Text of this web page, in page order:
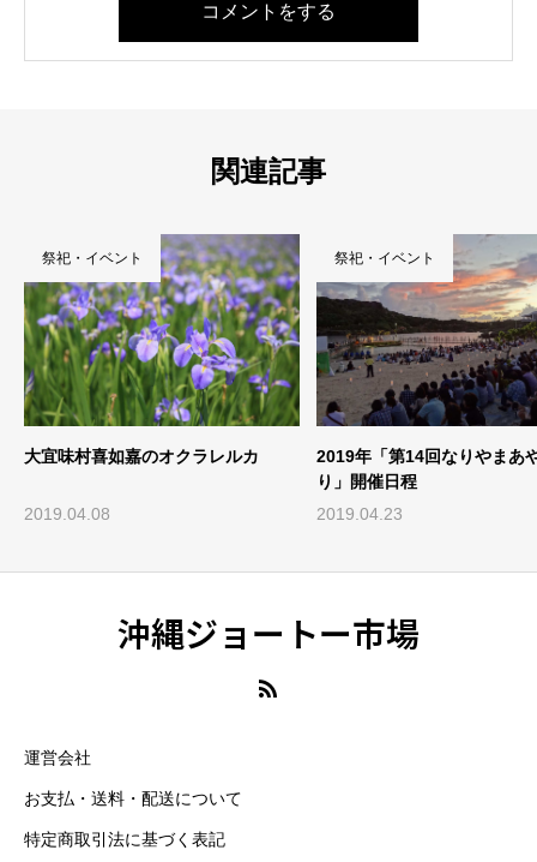
コメントをする
関連記事
ラレルカ
2019年「第14回なりやまあやぐまつ
祭祀・イベント
「第24回サ
祭祀・イベ
沖縄ジョートー市場
運営会社
お支払・送料・配送について
特定商取引法に基づく表記